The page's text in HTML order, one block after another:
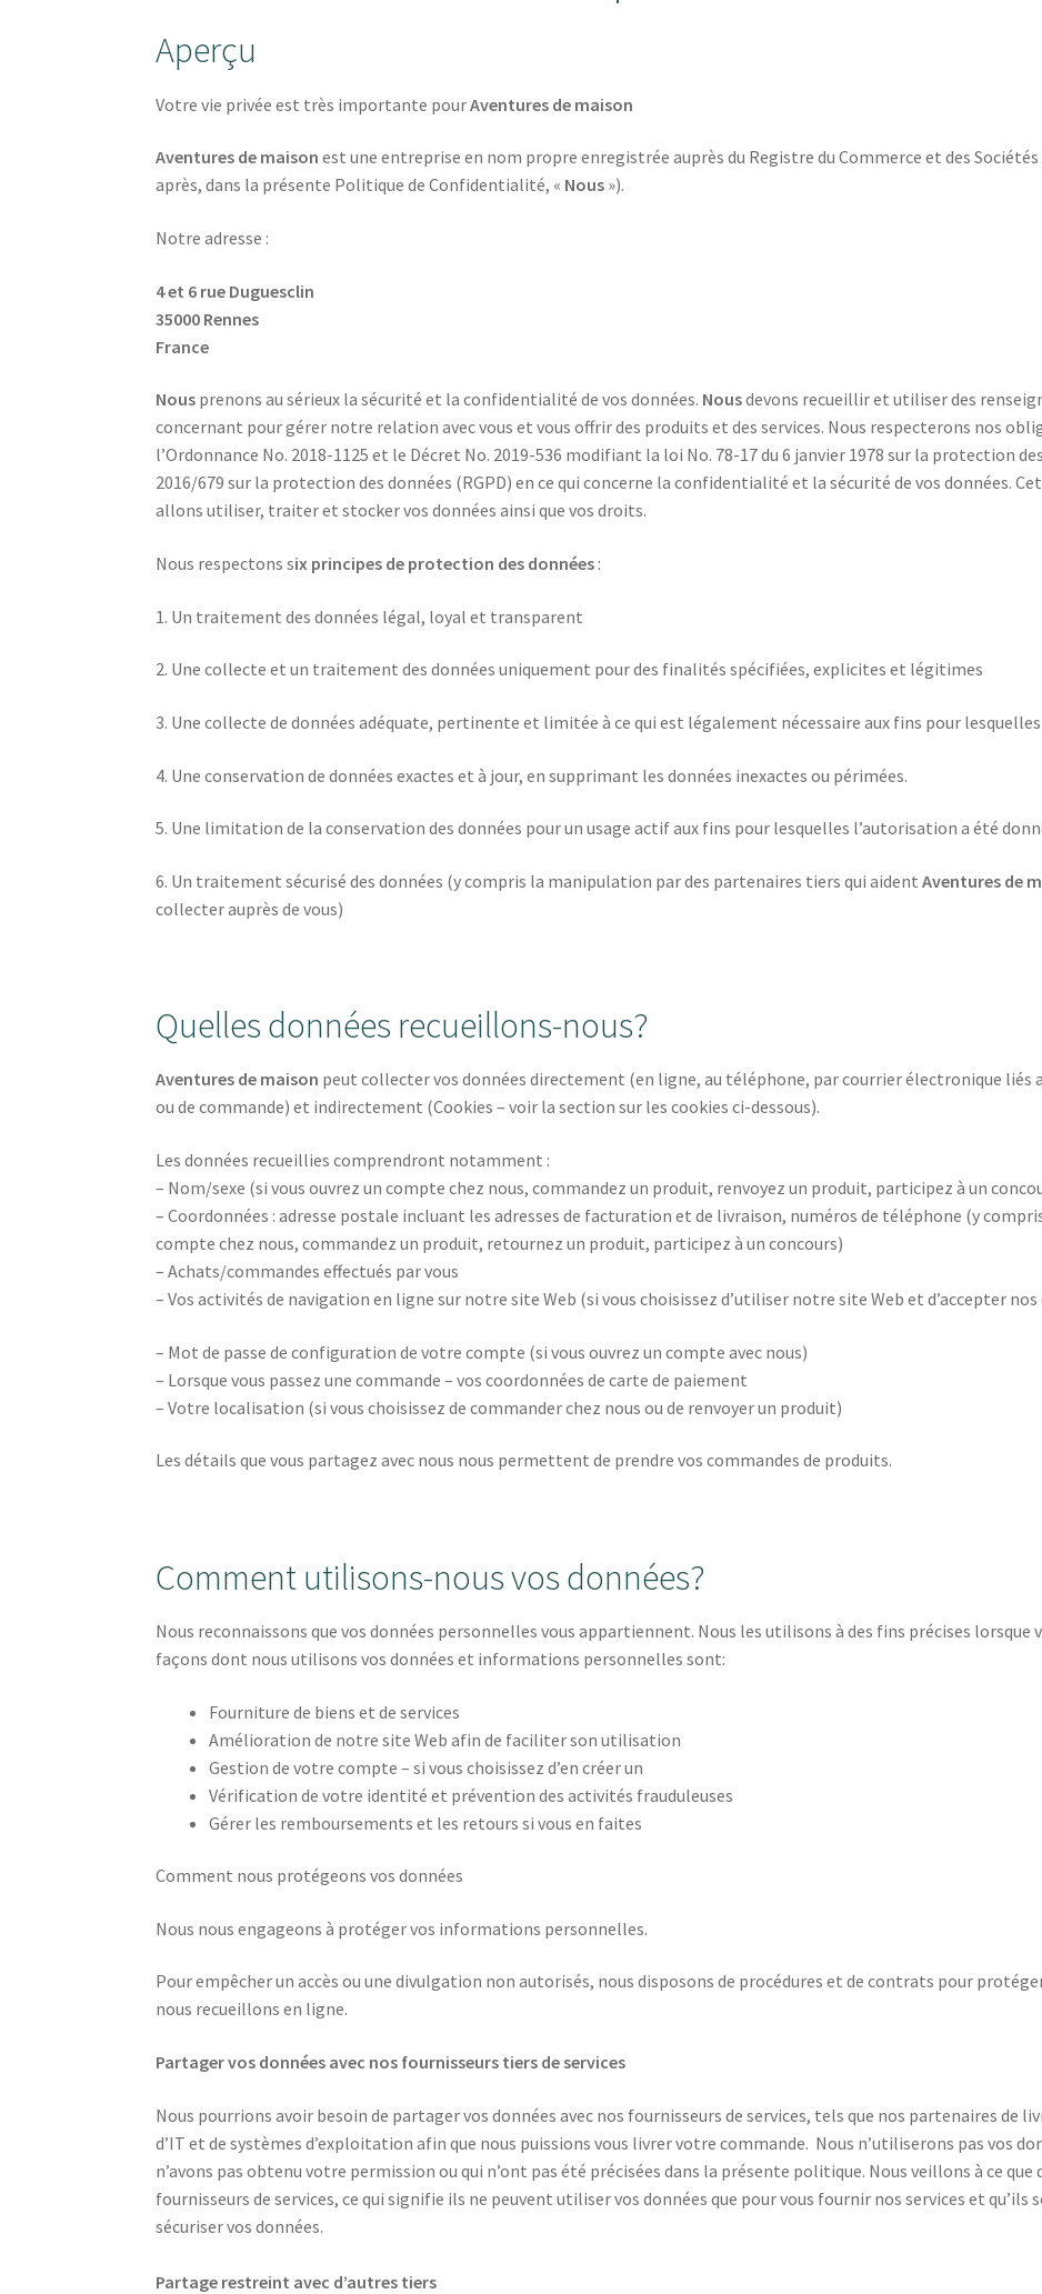
Aperçu
Votre vie privée est très importante pourAventures de maison
Aventures de maison est une entreprise en nom propre enregistrée auprès du Registre du Commerce et des Sociétés
après, dans la présente Politique de Confidentialité, « Nous »).
Notre adresse :
4 et 6 rue Duguesclin
35000 Rennes
France
Nous prenons au sérieux la sécurité et la confidentialité de vos données. Nousdevons recueillir et utiliser des
concernant pour gérer notre relation avec vous et vous offrir des produits et des services. Nous respecterons nos
l’Ordonnance No. 2018-1125 et le Décret No. 2019-536 modifiant la loi No. 78-17 du 6 janvier 1978 sur la protection
2016/679 sur la protection des données (RGPD) en ce qui concerne la confidentialité et la sécurité de vos données.
allons utiliser, traiter et stocker vos données ainsi que vos droits.
Nous respectons six principes de protection des données :
1. Un traitement des données légal, loyal et transparent
2. Une collecte et un traitement des données uniquement pour des finalités spécifiées, explicites et légitimes
3. Une collecte de données adéquate, pertinente et limitée à ce qui est légalement nécessaire aux fins pour
4. Une conservation de données exactes et à jour, en supprimant les données inexactes ou périmées.
5. Une limitation de la conservation des données pour un usage actif aux fins pour lesquelles l’autorisation a été
6. Un traitement sécurisé des données (y compris la manipulation par des partenaires tiers qui aidentAventures de
collecter auprès de vous)
Quelles données recueillons-nous?
Aventures de maison peut collecter vos données directement (en ligne, au téléphone, par courrier électronique liés
ou de commande) et indirectement (Cookies – voir la section sur les cookies ci-dessous).
Les données recueillies comprendront notamment :
– Nom/sexe (si vous ouvrez un compte chez nous, commandez un produit, renvoyez un produit, participez à un
– Coordonnées : adresse postale incluant les adresses de facturation et de livraison, numéros de téléphone (y
compte chez nous, commandez un produit, retournez un produit, participez à un concours)
– Achats/commandes effectués par vous
– Vos activités de navigation en ligne sur notre site Web (si vous choisissez d’utiliser notre site Web et d’accepter nos
– Mot de passe de configuration de votre compte (si vous ouvrez un compte avec nous)
– Lorsque vous passez une commande – vos coordonnées de carte de paiement
– Votre localisation (si vous choisissez de commander chez nous ou de renvoyer un produit)
Les détails que vous partagez avec nous nous permettent de prendre vos commandes de produits.
Comment utilisons-nous vos données?
Nous reconnaissons que vos données personnelles vous appartiennent. Nous les utilisons à des fins précises lorsque
façons dont nous utilisons vos données et informations personnelles sont:
Fourniture de biens et de services
Amélioration de notre site Web afin de faciliter son utilisation
Gestion de votre compte – si vous choisissez d’en créer un
Vérification de votre identité et prévention des activités frauduleuses
Gérer les remboursements et les retours si vous en faites
Comment nous protégeons vos données
Nous nous engageons à protéger vos informations personnelles.
Pour empêcher un accès ou une divulgation non autorisés, nous disposons de procédures et de contrats pour
nous recueillons en ligne.
Partager vos données avec nos fournisseurs tiers de services
Nous pourrions avoir besoin de partager vos données avec nos fournisseurs de services, tels que nos partenaires de
d’IT et de systèmes d’exploitation afin que nous puissions vous livrer votre commande. Nous n’utiliserons pas vos
n’avons pas obtenu votre permission ou qui n’ont pas été précisées dans la présente politique. Nous veillons à ce
fournisseurs de services, ce qui signifie ils ne peuvent utiliser vos données que pour vous fournir nos services et
sécuriser vos données.
Partage restreint avec d’autres tiers